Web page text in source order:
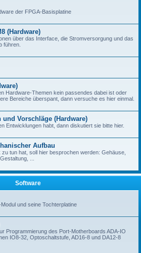
der FPGA-Basisplatine
(Hardware)
über das Interface, die Stromversorgung und das
führen.
Hardware-Themen kein passendes dabei ist oder
Bereiche überspant, dann versuche es hier einmal.
Vorschläge (Hardware)
Entwicklungen habt, dann diskutiert sie bitte hier.
Aufbau
tun hat, soll hier besprochen werden: Gehäuse,
...
Software
und seine Tochterplatine
Programmierung des Port-Motherboards ADA-IO
IO8-32, Optoschaltstufe, AD16-8 und DA12-8